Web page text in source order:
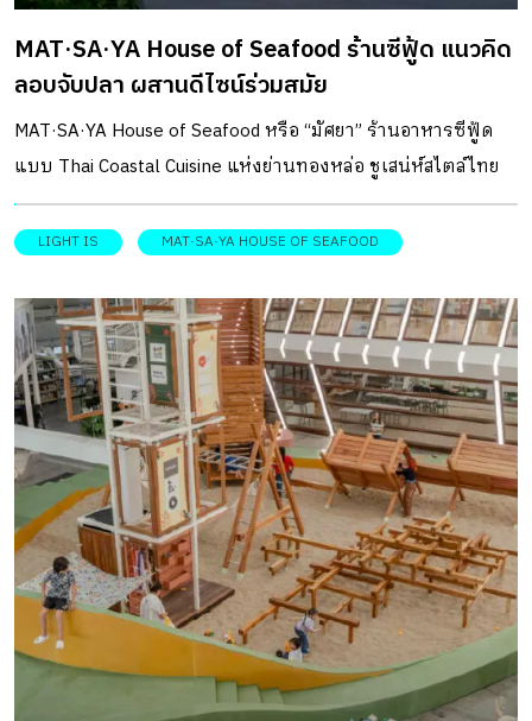
การแพทย์” ที่ยังคงได้รับการรักษาร่องรอยความเป็นคลินิกเก่า
โดยเจ้าของรุ่นปัจจุบันเอาไว้ บริบทและความทรงจำที่กลายเป็น
จุดเด่นของธุรกิจ Baan Maneeได้รับการบำรุงรักษาและรีโนเว
ตมาโดยตลอดมา ทั้งในรุ่นคุณพ่อของคุณรดาได้มีการดีดบ้าน
ขึ้นเพื่อป้องกันน้ำท่วม แต่พอระยะหนึ่งบ้านได้ถูกทิ้งร้างในช่วง
ในใจกลางเมืองเพราะสะดวกต่อการเดินทางไปเรียนและทำงาน
คุณรดาที่มีต่อบ้านหลังนี้ […]
MAT·SA·YA House of Seafood ร้านซีฟู้ด แนวคิด
ลอบจับปลา ผสานดีไซน์ร่วมสมัย
MAT·SA·YA House of Seafood หรือ “มัศยา” ร้านอาหารซีฟู้ด
แบบ Thai Coastal Cuisine แห่งย่านทองหล่อ ชูเสน่ห์สไตล์ไทย
ผ่านการตีความ “ลอบจับปลา” สู่งานดีไซน์ร่วมสมัย DESIGNER
DIRECTORYออกแบบ: Tastespace หากการออกเรือเล็กไป
คือ การลุ้น! ว่า ในแต่ละวันจะจับได้ปลา หรือสัตว์น้ำชนิดใดกลับ
ขึ้นฝั่งบ้างละก็ เมนูซีฟู้ดสไตล์ไทยของร้านมัศยาก็คงเช่นกัน
เพราะเชฟภาณุ สุวรรณกิจบริหาร เจ้าของร้านเน้นคัดสรร
วัตถุดิบสดใหม่จากทะเล ด้วยการสนับสนุนชาวประมงพื้นบ้าน
ทั้งทะเลฝั่งอ่าวไทยและอันดามัน เพื่อนำมาประกอบเป็นเมนู
ทำให้ต้องลุ้นว่าแต่ละวันทางร้านจะได้ปลาชนิดใด นั่นจึงทำให้
เกิดความหลากหลาย และเป็นเสน่ห์ของมัศยา โดยที่เชฟเองก็
สนุกกับการสร้างสรรค์เมนูตามวัตถุดิบ ปรุงเสิร์ฟแบบอะลา
คาร์ทให้แก่ลูกค้าได้ลิ้มลอง ลอบจับปลาพื้นบ้านคลี่คลายสู่ดีไซน์
ร่วมสมัย จากการลุ้นไปกับเรื่องราวของวัตถุดิบ กับชื่อร้าน
“มัศยา” ซึ่งแปลว่า ปลา ตามภาษาสันสกฤต คุณกิจธเนศ ขจร
รัตนเดช แห่ง Tastespace จึงคิดนำ “ลอบจับปลา” อุปกรณ์จับ
LIGHT IS MAT·SA·YA HOUSE OF SEAFOOD